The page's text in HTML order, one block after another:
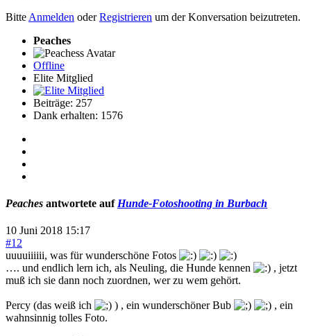
Bitte Anmelden oderRegistrieren um der Konversation beizutreten.
Peaches
Offline
Elite Mitglied
Beiträge: 257
Dank erhalten: 1576
Peaches antwortete auf Hunde-Fotoshooting in Burbach
10 Juni 2018 15:17
#12
uuuuiiiiii, was für wunderschöne Fotos
…. und endlich lern ich, als Neuling, die Hunde kennen
, jetzt
muß ich sie dann noch zuordnen, wer zu wem gehört.
Percy (das weiß ich ) , ein wunderschöner Bub
, ein
wahnsinnig tolles Foto.